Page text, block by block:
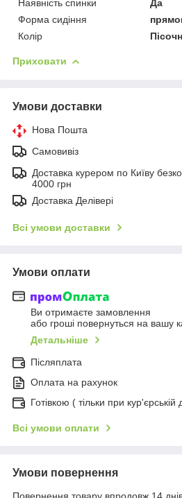
Наявність спинки
Да
Форма сидіння
Колір
Приховати
Умови доставки
Нова Пошта
Самовивіз
Доставка курером по Київу
4000 грн
Доставка Делівері
Всі умови доставки
Умови оплати
Ви отримаєте замовлення
або гроші повернуться на вашу
Детальніше
Післяплата
Оплата на рахунок
Готівкою ( тільки при кур'єрській
Всі умови оплати
Умови повернення